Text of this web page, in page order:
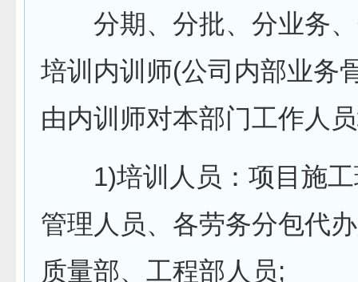
分期、分批、分业务、
培训内训师(公司内部业务
由内训师对本部门工作人
1)培训人员：项目施工
管理人员、各劳务分包代
质量部、工程部人员;